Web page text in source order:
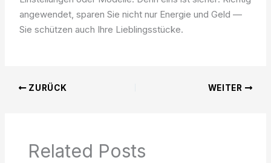
angewendet, sparen Sie nicht nur Energie und Geld —
Sie schützen auch Ihre Lieblingsstücke.
ZURÜCK WEITER
Related Posts